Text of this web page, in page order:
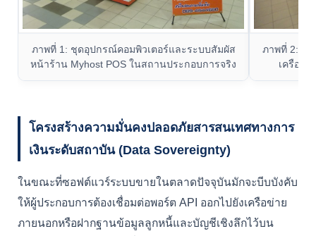
ภาพที่ 1: ชุดอุปกรณ์คอมพิวเตอร์และระบบสัมผัส
หน้าร้าน Myhost POS ในสถานประกอบการจริง
ภาพที่ 2: ขั้
เครือข่
โครงสร้างความมั่นคงปลอดภัยสารสนเทศทางการ
เงินระดับสถาบัน (Data Sovereignty)
ในขณะที่ซอฟต์แวร์ระบบขายในตลาดปัจจุบันมักจะบีบบังคับ
ให้ผู้ประกอบการต้องเชื่อมต่อพอร์ต API ออกไปยังเครือข่าย
ภายนอกหรือฝากฐานข้อมูลลูกหนี้และบัญชีเชิงลึกไว้บน